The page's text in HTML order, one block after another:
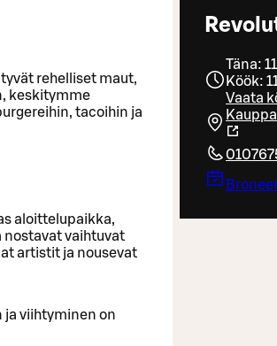
Täna:
Köök:
Vaata
rehelliset maut,
keskitymme
tacoihin ja
aloittelupaikka,
nostavat vaihtuvat
artistit ja nousevat
ja viihtyminen on